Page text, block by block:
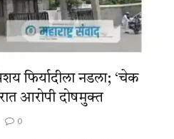
फिर्यादीला नडला; ‘चेक
आरोपी दोषमुक्त
0